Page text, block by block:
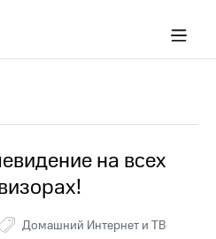
на всех
Домашний Интернет и ТВ